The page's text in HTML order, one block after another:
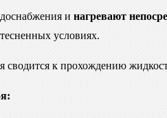
и нагревают
условиях.
к прохождению